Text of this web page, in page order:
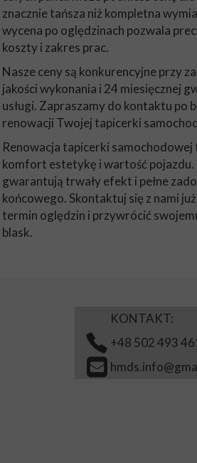
znacznie tańsza niż kompletna
wycena po oględzinach pozwala
koszty i zakres prac.
Nasze ceny są konkurencyjne przy
jakości wykonania i 24 miesięcznej
usługi. Zapraszamy do kontaktu po
renowacji Twojej tapicerki
Renowacja tapicerki
komfort estetykę i wartość pojazdu.
gwarantują trwały efekt i pełne
końcowego. Skontaktuj się z nami
termin oględzin i przywrócić
blask.
KONTAKT:
+48 502 493